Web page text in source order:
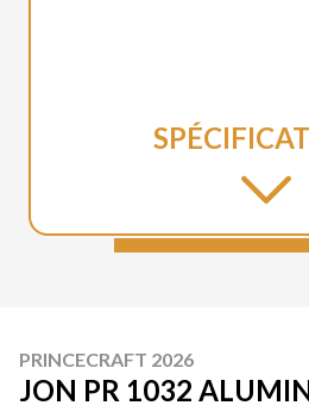
PRINCECRAFT 2026
JON PR 1032